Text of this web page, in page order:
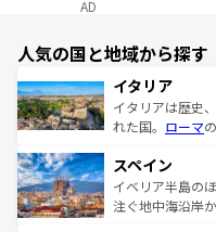
AD
人気の国と地域から探す
イタリア
イタリアは歴史
れた国。 ローマ
ろん、トスカー
景など、自然景
ピザやパスタな
スペイン
イベリア半島の
注ぐ地中海沿岸